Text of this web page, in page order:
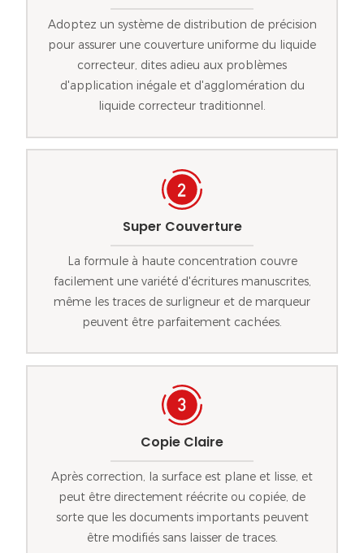
Adoptez un système de distribution de précision
pour assurer une couverture uniforme du liquide
correcteur, dites adieu aux problèmes
d'application inégale et d'agglomération du
liquide correcteur traditionnel.
Super Couverture
La formule à haute concentration couvre
facilement une variété d'écritures manuscrites,
même les traces de surligneur et de marqueur
peuvent être parfaitement cachées.
Copie Claire
Après correction, la surface est plane et lisse, et
peut être directement réécrite ou copiée, de
sorte que les documents importants peuvent
être modifiés sans laisser de traces.